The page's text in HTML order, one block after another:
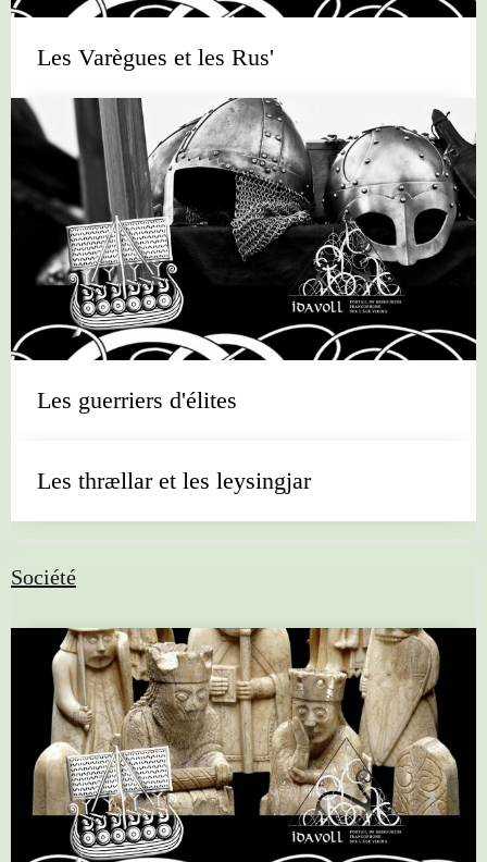
Les Varègues et les Rus'
Les guerriers d'élites
Les thrællar et les leysingjar
Société